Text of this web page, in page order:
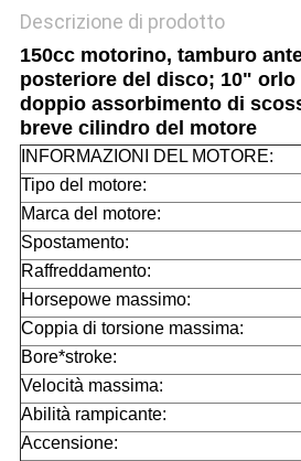
Descrizione di prodotto
150cc motorino, tamburo
posteriore del disco; 10"
doppio assorbimento di
breve cilindro del motore
INFORMAZIONI DEL MOTORE:
Tipo del motore:
Marca del motore:
Spostamento:
Raffreddamento:
Horsepowe massimo:
Coppia di torsione massima:
Bore*stroke:
Velocità massima:
Abilità rampicante:
Accensione: